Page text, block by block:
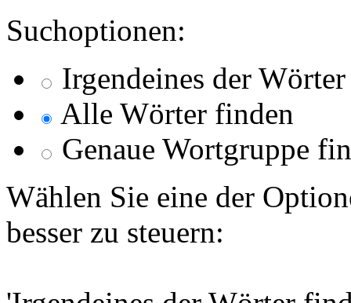
Suchoptionen:
Irgendeines der
Alle Wörter finden
Genaue Wortgruppe
Wählen Sie eine der
besser zu steuern: